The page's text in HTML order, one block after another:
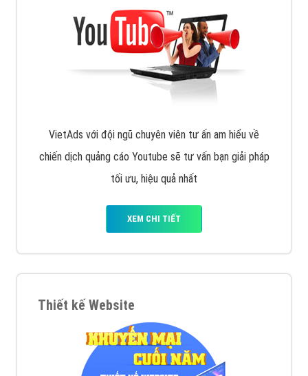
VietAds với đội ngũ chuyên viên tư ấn am hiểu về
chiến dịch quảng cáo Youtube sẽ tư vấn bạn giải pháp
tối ưu, hiệu quả nhất
XEM CHI TIẾT
Thiết kế Website